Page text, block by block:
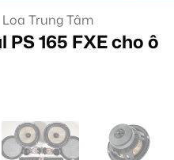
Loa Trung Tâm
165 FXE cho ô